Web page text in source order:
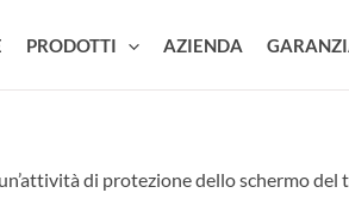
PRODOTTI AZIENDA
di protezione dello schermo del